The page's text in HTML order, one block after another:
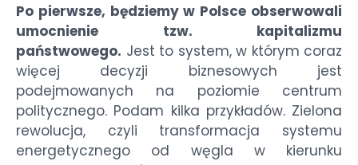
Po pierwsze, będziemy w Polsce obserwowali
umocnienie tzw. kapitalizmu
państwowego. Jest to system, w którym coraz
więcej decyzji biznesowych jest
podejmowanych na poziomie centrum
politycznego. Podam kilka przykładów. Zielona
rewolucja, czyli transformacja systemu
energetycznego od węgla w kierunku